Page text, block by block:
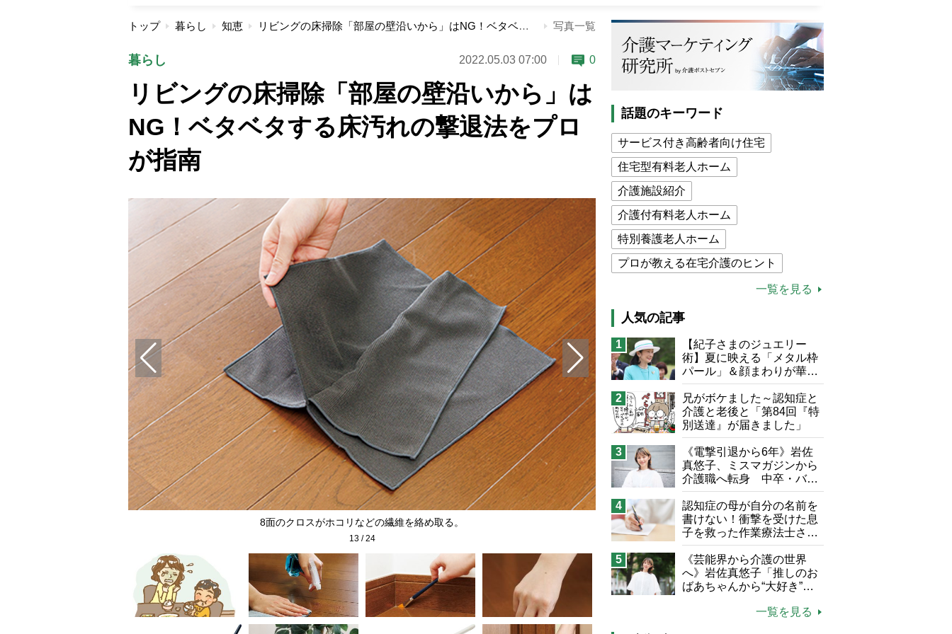
トップ 暮らし 知恵 リビングの床掃除「部屋の壁沿いから」はNG！ベタベタする床汚れの撃退法をプロが指南 写真一覧
暮らし 2022.05.03 07:00 0
リビングの床掃除「部屋の壁沿いから」は
NG！ベタベタする床汚れの撃退法をプロ
が指南
8面のクロスがホコリなどの繊維を絡め取る。 パタパタクロス／KBセーレン
13/24
話題のキーワード
サービス付き高齢者向け住宅
住宅型有料老人ホーム
介護施設紹介
介護付有料老人ホーム
特別養護老人ホーム
プロが教える在宅介護のヒント
介護食
高木ブー
ケアマネジャー
猫が母になつきません
息子の遠距離介護サバイバル術
兄がボケました
便利なサービス
予防法
一覧を見る
人気の記事
1
【紀子さまのジュエリー
術】夏に映える「メタル枠
パール」＆顔まわりが華や
ぐ「揺れる一粒」の使い分
け方
2
兄がボケました～認知症と
介護と老後と「第84回『特
別送達』が届きました」
3
《電撃引退から6年》岩佐
真悠子、ミスマガジンから
介護職へ転身 中卒・バイ
ト経験ゼロの彼女が見つけ
た“居場所”「社会の役に立
ちながら自分らしくいられ
る」
4
認知症の母が自分の名前を
書けない！衝撃を受けた息
子を救った作業療法士さん
の言葉
5
《芸能界から介護の世界
へ》岩佐真悠子「推しのお
ばあちゃんから“大好き”を
飛ぶ“やりがい”、介護の現
一覧を見る